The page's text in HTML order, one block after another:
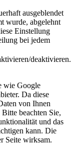
ausgeblendet
wurde, abgelehnt
Einstellung
bei jedem
deaktivieren.
wie Google
Da diese
von Ihnen
beachten Sie,
und das
kann. Die
Seite wirksam.